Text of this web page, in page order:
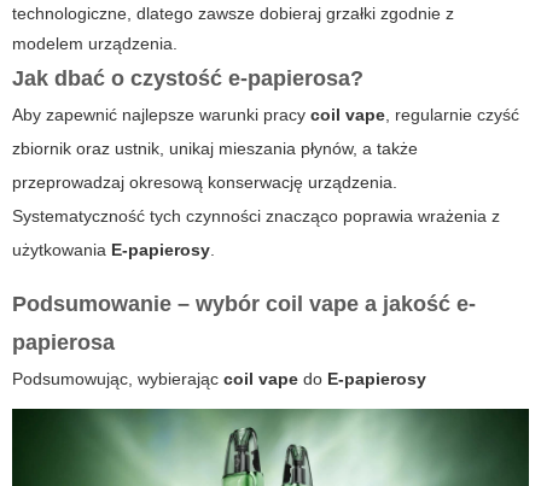
technologiczne, dlatego zawsze dobieraj grzałki zgodnie z
modelem urządzenia.
Jak dbać o czystość e-papierosa?
Aby zapewnić najlepsze warunki pracy coil vape, regularnie czyść
zbiornik oraz ustnik, unikaj mieszania płynów, a także
przeprowadzaj okresową konserwację urządzenia.
Systematyczność tych czynności znacząco poprawia wrażenia z
użytkowania E-papierosy.
Podsumowanie – wybór coil vape a jakość e-
papierosa
Podsumowując, wybierając coil vape do E-papierosy